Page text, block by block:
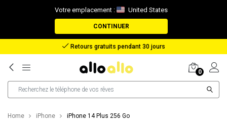
Votre emplacement : United States
CONTINUER
Retours gratuits pendant 30 jours
0
Home iPhone iPhone 14 Plus 256 Go